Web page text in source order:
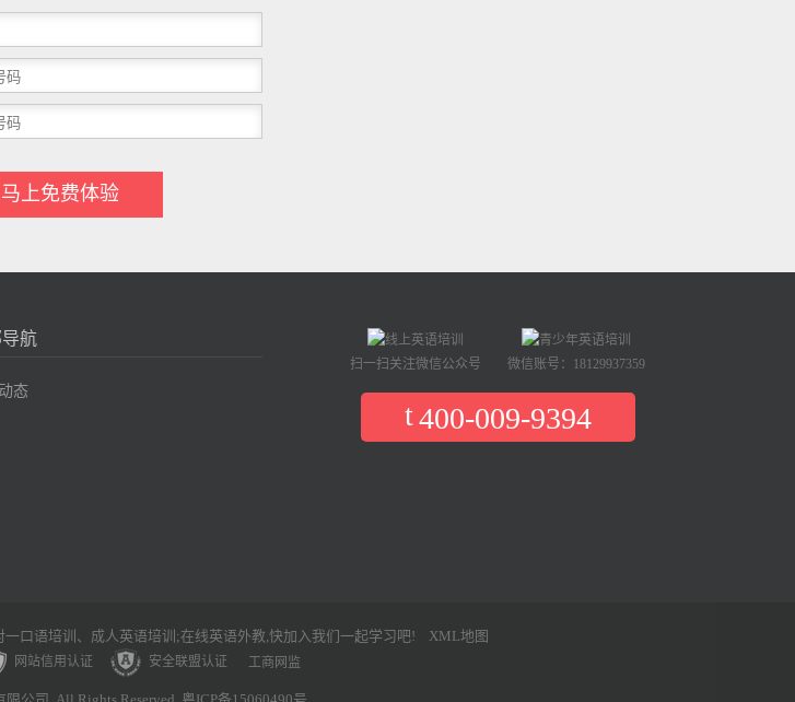
马上免费体验
航
态
扫一扫关注微信公众号 微信账号：18129937359
400-009-9394
口语培训、成人英语培训;在线英语外教,快加入我们一起学习吧! XML地图
网站信用认证 安全联盟认证 工商网监